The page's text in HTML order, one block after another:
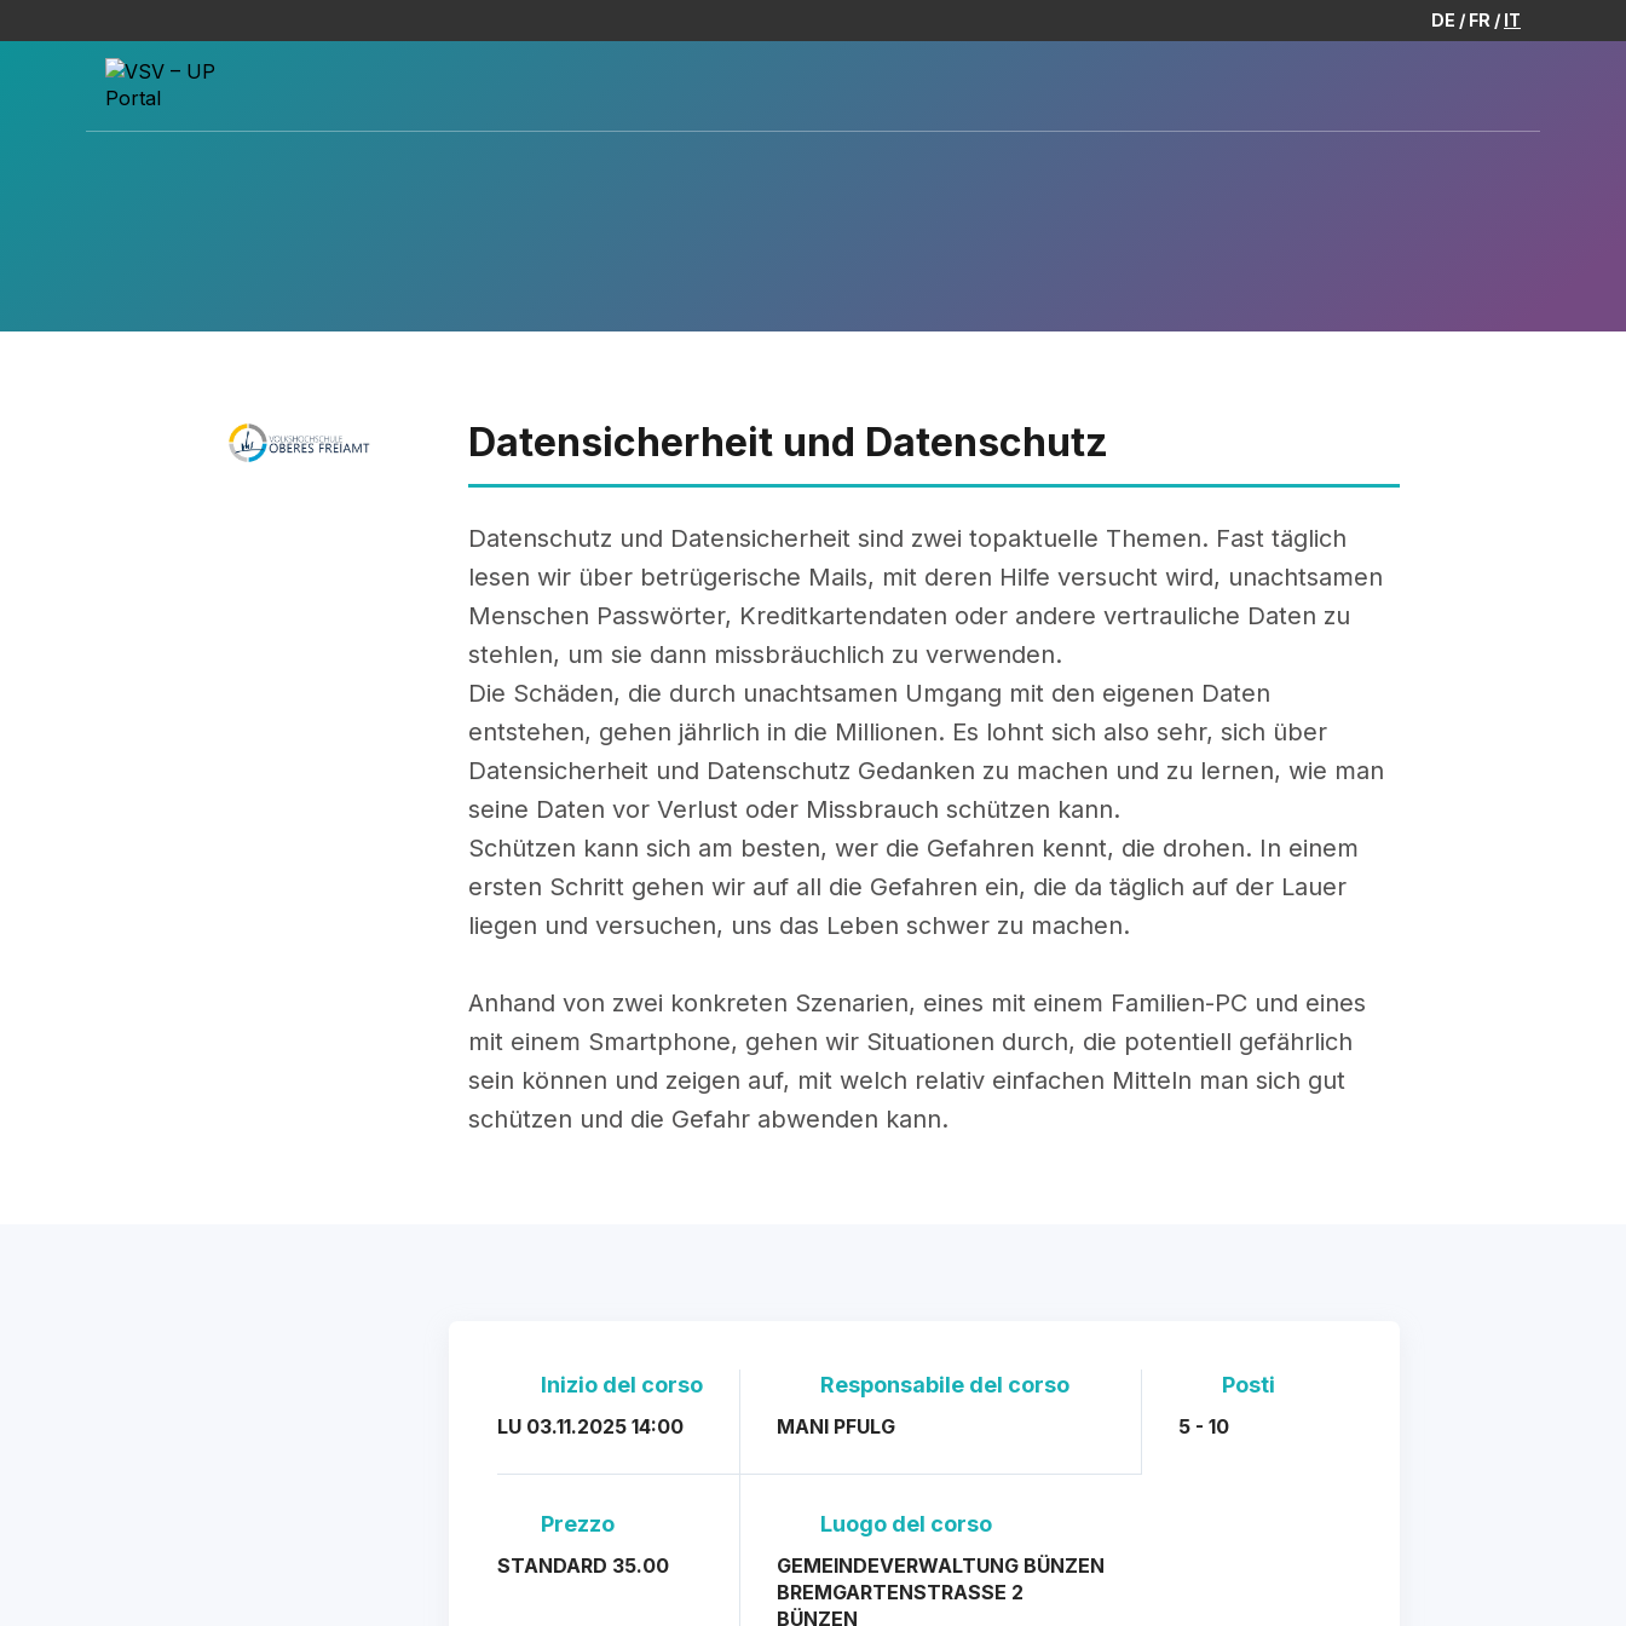
DE FR IT
Datensicherheit und Datenschutz
Datenschutz und Datensicherheit sind zwei topaktuelle Themen. Fast täglich
lesen wir über betrügerische Mails, mit deren Hilfe versucht wird, unachtsamen
Menschen Passwörter, Kreditkartendaten oder andere vertrauliche Daten zu
stehlen, um sie dann missbräuchlich zu verwenden.
Die Schäden, die durch unachtsamen Umgang mit den eigenen Daten
entstehen, gehen jährlich in die Millionen. Es lohnt sich also sehr, sich über
Datensicherheit und Datenschutz Gedanken zu machen und zu lernen, wie man
seine Daten vor Verlust oder Missbrauch schützen kann.
Schützen kann sich am besten, wer die Gefahren kennt, die drohen. In einem
ersten Schritt gehen wir auf all die Gefahren ein, die da täglich auf der Lauer
liegen und versuchen, uns das Leben schwer zu machen.
Anhand von zwei konkreten Szenarien, eines mit einem Familien-PC und eines
mit einem Smartphone, gehen wir Situationen durch, die potentiell gefährlich
sein können und zeigen auf, mit welch relativ einfachen Mitteln man sich gut
schützen und die Gefahr abwenden kann.
Inizio del corso
LU 03.11.2025 14:00
Responsabile del corso
MANI PFULG
Posti
5 - 10
Prezzo
STANDARD 35.00
Luogo del corso
GEMEINDEVERWALTUNG BÜNZEN
BREMGARTENSTRASSE 2
BÜNZEN